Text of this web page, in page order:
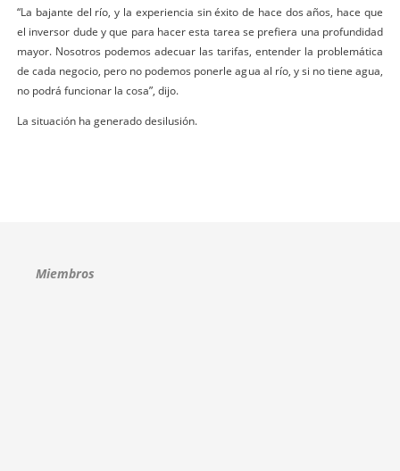
“La bajante del río, y la experiencia sin éxito de hace dos años, hace que
el inversor dude y que para hacer esta tarea se prefiera una profundidad
mayor. Nosotros podemos adecuar las tarifas, entender la problemática
de cada negocio, pero no podemos ponerle agua al río, y si no tiene agua,
no podrá funcionar la cosa”, dijo.
La situación ha generado desilusión.
Miembros